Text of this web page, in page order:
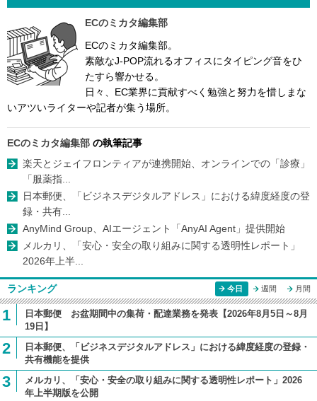
ECのミカタ編集部
ECのミカタ編集部。
素敵なJ-POP流れるオフィスにタイピング音をひ
たすら響かせる。
日々、EC業界に貢献すべく勉強と努力を惜しまな
いアツいライターや記者が集う場所。
ECのミカタ編集部 の執筆記事
楽天とジェイフロンティアが連携開始、オンラインでの「診療」
「服薬指...
日本郵便、「ビジネスデジタルアドレス」における緯度経度の登
録・共有...
AnyMind Group、AIエージェント「AnyAI Agent」提供開始
メルカリ、「安心・安全の取り組みに関する透明性レポート」
2026年上半...
ランキング 今日 週間 月間
1
日本郵便 お盆期間中の集荷・配達業務を発表【2026年8月5日～8月
19日】
2
日本郵便、「ビジネスデジタルアドレス」における緯度経度の登録・
共有機能を提供
3
メルカリ、「安心・安全の取り組みに関する透明性レポート」2026
年上半期版を公開